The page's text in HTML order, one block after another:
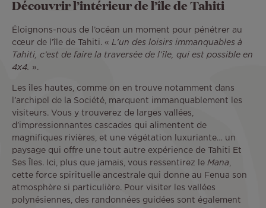
Découvrir l’intérieur de l’île de Tahiti
Éloignons-nous de l’océan un moment pour pénétrer au
cœur de l’île de Tahiti. « L’un des loisirs immanquables à
Tahiti, c’est de faire la traversée de l’île, qui est possible en
4x4. ».
Les îles hautes, comme on en trouve notamment dans
l’archipel de la Société, marquent immanquablement les
visiteurs. Vous y trouverez de larges vallées,
d’impressionnantes cascades qui alimentent de
magnifiques rivières, et une végétation luxuriante… un
paysage qui offre une tout autre expérience de Tahiti Et
Ses Îles. Ici, plus que jamais, vous ressentirez le Mana
cette force spirituelle ancestrale qui donne au Fenua son
atmosphère si particulière. Pour visiter les vallées
polynésiennes, des randonnées guidées sont également